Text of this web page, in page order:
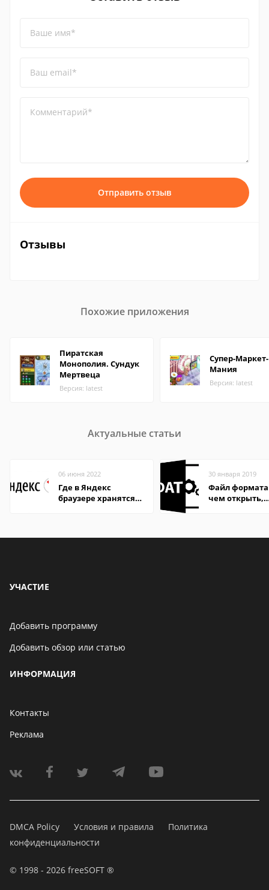
Ваше имя*
Ваш email*
Комментарий*
Отправить отзыв
Отзывы
Похожие приложения
Пиратская
Монополия. Сундук
Мертвеца
Версия: latest
Супер-Маркет-
Мания
Версия: latest
Актуальные статьи
06 июня 2022
Где в Яндекс
браузере хранятся
30 января 2019
Файл формата
чем открыть,
УЧАСТИЕ
Добавить программу
Добавить обзор или статью
ИНФОРМАЦИЯ
Контакты
Реклама
DMCA Policy Условия и правила
Политика
конфиденциальности
© 1998 - 2026 freeSOFT ®